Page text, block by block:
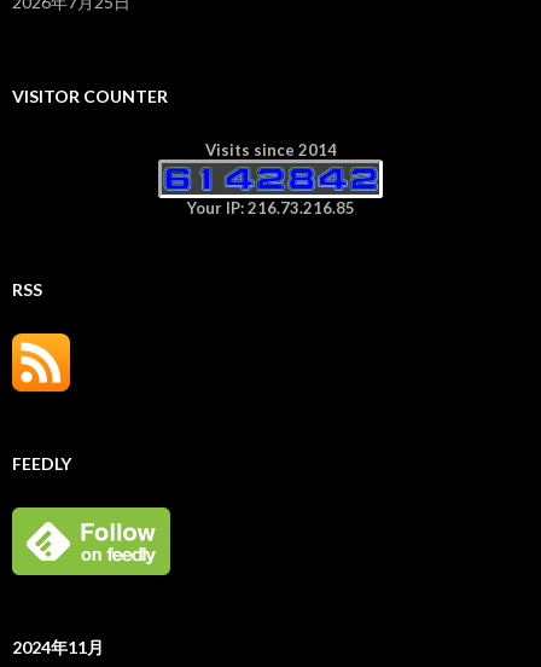
VISITOR COUNTER
Visits since 2014
Your IP: 216.73.216.85
RSS
FEEDLY
2024年11月